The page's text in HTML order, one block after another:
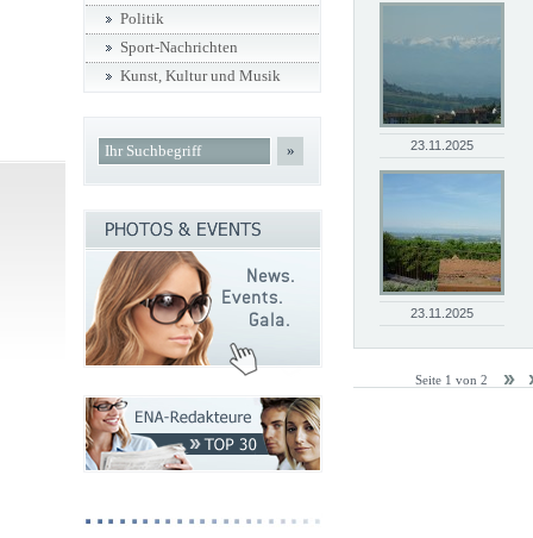
23.11.2025
23.11.2025
Seite 1 von 2
Politik
Sport-Nachrichten
Kunst, Kultur und Musik
»